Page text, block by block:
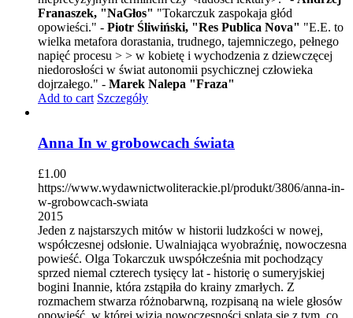
Franaszek, "NaGłos" "Tokarczuk zaspokaja głód
opowieści." - Piotr Śliwiński, "Res Publica Nova" "E.E. to
wielka metafora dorastania, trudnego, tajemniczego, pełnego
napięć procesu > > w kobietę i wychodzenia z dziewczęcej
niedorosłości w świat autonomii psychicznej człowieka
dojrzałego." - Marek Nalepa "Fraza"
Add to cart Szczegóły
Anna In w grobowcach świata
£1.00
https://www.wydawnictwoliterackie.pl/produkt/3806/anna-in-
w-grobowcach-swiata
2015
Jeden z najstarszych mitów w historii ludzkości w nowej,
współczesnej odsłonie. Uwalniająca wyobraźnię, nowoczesna
powieść. Olga Tokarczuk uwspółcześnia mit pochodzący
sprzed niemal czterech tysięcy lat - historię o sumeryjskiej
bogini Inannie, która zstąpiła do krainy zmarłych. Z
rozmachem stwarza różnobarwną, rozpisaną na wiele głosów
opowieść, w której wizja nowoczesności splata się z tym, co